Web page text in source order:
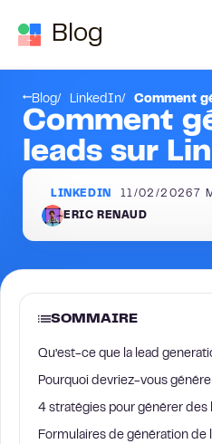
Blog
Blog LinkedIn Comment
Comment
leads sur
LINKEDIN 11/02/2026 7
ERIC RENAUD
SOMMAIRE
Qu’est-ce que la lead
Pourquoi devriez-vous
4 stratégies pour générer des
Formulaires de génération de